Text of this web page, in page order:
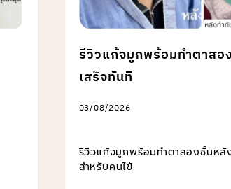
รีวิวแก้จมูกพร้อมทำตาสอ
เสร็จทันที
03/08/2026
รีวิวแก้จมูกพร้อมทำตาสองชั้นหลั
สำหรับคนไข้